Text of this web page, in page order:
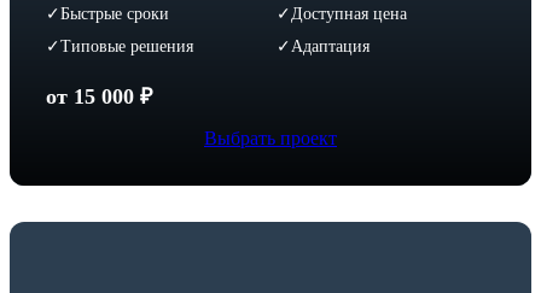
✓Быстрые сроки ✓ Доступная цена
✓Типовые решения ✓ Адаптация
от 15 000 ₽
Выбрать проект